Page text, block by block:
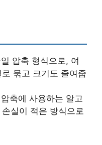
압축 형식으로, 여
묶고 크기도 줄여줍
축에 사용하는 알고
실이 적은 방식으로